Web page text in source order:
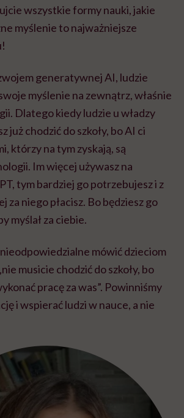
wszystkie formy nauki, jakie
myślenie to najważniejsze
generatywnej AI, ludzie
myślenie na zewnątrz, właśnie
Dlatego kiedy ludzie u władzy
już chodzić do szkoły, bo AI ci
którzy na tym zyskają, są
Im więcej używasz na
tym bardziej go potrzebujesz i z
za niego płacisz. Bo będziesz go
myślał za ciebie.
mówić dzieciom
musicie chodzić do szkoły, bo
pracę za was”. Powinniśmy
i wspierać ludzi w nauce, a nie